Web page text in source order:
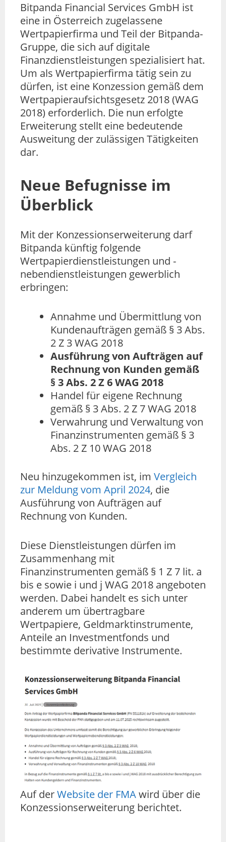
Bitpanda Financial Services GmbH ist
eine in Österreich zugelassene
Wertpapierfirma und Teil der Bitpanda-
Gruppe, die sich auf digitale
Finanzdienstleistungen spezialisiert hat.
Um als Wertpapierfirma tätig sein zu
dürfen, ist eine Konzession gemäß dem
Wertpapieraufsichtsgesetz 2018 (WAG
2018) erforderlich. Die nun erfolgte
Erweiterung stellt eine bedeutende
Ausweitung der zulässigen Tätigkeiten
dar.
Neue Befugnisse im
Überblick
Mit der Konzessionserweiterung darf
Bitpanda künftig folgende
Wertpapierdienstleistungen und -
nebendienstleistungen gewerblich
erbringen:
Annahme und Übermittlung von
Kundenaufträgen gemäß § 3 Abs.
2 Z 3 WAG 2018
Ausführung von Aufträgen auf
Rechnung von Kunden gemäß
§ 3 Abs. 2 Z 6 WAG 2018
Handel für eigene Rechnung
gemäß § 3 Abs. 2 Z 7 WAG 2018
Verwahrung und Verwaltung von
Finanzinstrumenten gemäß § 3
Abs. 2 Z 10 WAG 2018
Neu hinzugekommen ist, im Vergleich
zur Meldung vom April 2024, die
Ausführung von Aufträgen auf
Rechnung von Kunden.
Diese Dienstleistungen dürfen im
Zusammenhang mit
Finanzinstrumenten gemäß § 1 Z 7 lit. a
bis e sowie i und j WAG 2018 angeboten
werden. Dabei handelt es sich unter
anderem um übertragbare
Wertpapiere, Geldmarktinstrumente,
Anteile an Investmentfonds und
bestimmte derivative Instrumente.
Auf derWebsite der FMAwird über die
Konzessionserweiterung berichtet.